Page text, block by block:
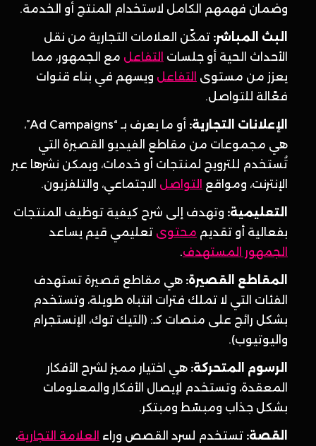
وضمان فهمهم الكامل لاستخدام المنتج أو الخدمة.
البث المباشر: تمكّن العلامات التجارية من نقل
الأحداث الحية أو جلسات التفاعل مع الجمهور، مما
يعزز من مستوى التفاعل ويسهم في بناء قنوات
فعّالة للتواصل.
الإعلانات التجارية:
أو ما يعرف بـ “Ad Campaigns”،
هي مجموعات من مقاطع الفيديو القصيرة التي
تُستخدم للترويج لمنتجات أو خدمات، ويمكن نشرها عبر
الإنترنت، ومواقع التواصل الاجتماعي، والتلفزيون.
التعليمية: وتهدف إلى شرح كيفية توظيف المنتجات
بفعالية أو تقديم محتوى تعليمي قيم يساعد
الجمهور المستهدف.
المقاطع القصيرة: هي مقاطع قصيرة تستهدف
الفئات التي لا تملك فترات انتباه طويلة، وتستخدم
بشكل رائج على منصات كـ: (التيك توك، الإنستجرام
واليوتيوب).
الرسوم المتحركة: هي اختيار مميز لشرح الأفكار
المعقدة، وتستخدم لإيصال الأفكار والمعلومات
بشكل جذاب ومبسّط ومبتكر.
القصة: تستخدم لسرد القصص وراء العلامة التجارية،